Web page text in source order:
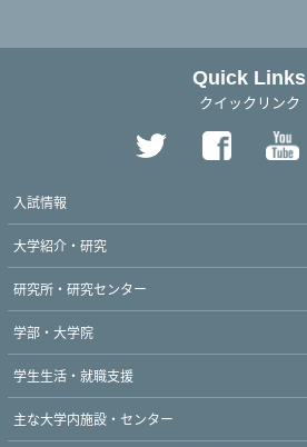
Quick Links
クイックリンク
入試情報
大学紹介・研究
研究所・研究センター
学部・大学院
学生生活・就職支援
主な大学内施設・センター